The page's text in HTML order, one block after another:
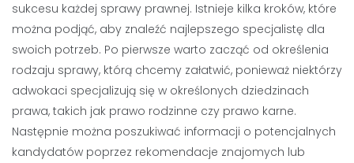
sukcesu każdej sprawy prawnej. Istnieje kilka kroków, które
można podjąć, aby znaleźć najlepszego specjalistę dla
swoich potrzeb. Po pierwsze warto zacząć od określenia
rodzaju sprawy, którą chcemy załatwić, ponieważ niektórzy
adwokaci specjalizują się w określonych dziedzinach
prawa, takich jak prawo rodzinne czy prawo karne.
Następnie można poszukiwać informacji o potencjalnych
kandydatów poprzez rekomendacje znajomych lub